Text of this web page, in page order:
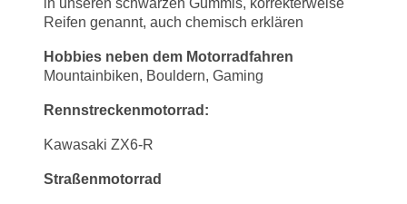
Reifen genannt, auch chemisch erklären
Hobbies neben dem Motorradfahren
Mountainbiken, Bouldern, Gaming
Rennstreckenmotorrad:
Kawasaki ZX6-R
Straßenmotorrad